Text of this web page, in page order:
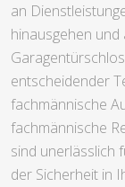
an
hinausgehen und
entscheidender
fachmännische
fachmännische
sind unerlässlich
der Sicherheit in